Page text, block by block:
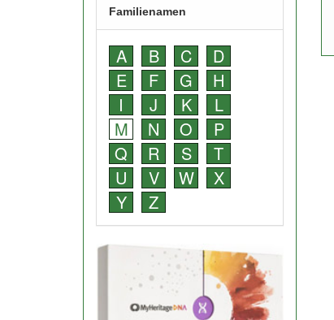
Familienamen
A B C
D
E
F G
H
I
J K
L
M
N O
P
Q
R S
T
U
V W
X
Y
Z